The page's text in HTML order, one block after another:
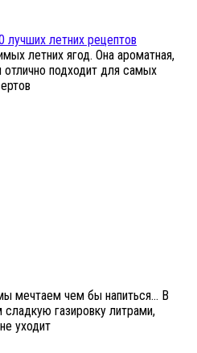
лучших летних рецептов
летних ягод. Она ароматная,
отлично подходит для самых
мечтаем чем бы напиться… В
газировку литрами,
уходит